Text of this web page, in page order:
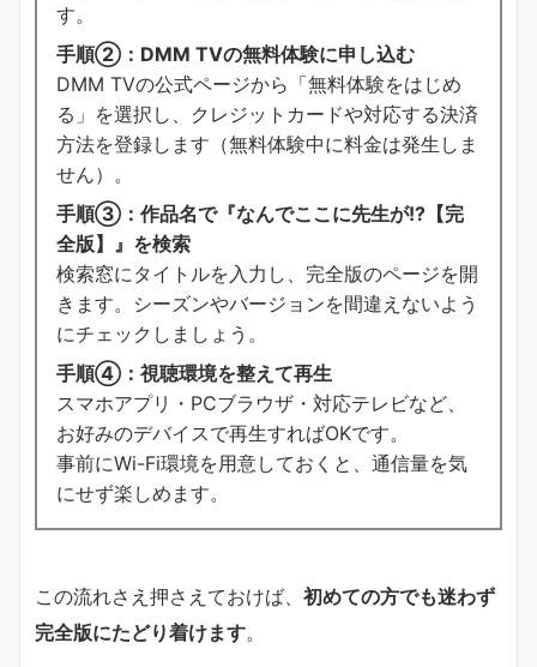
す。
手順②：DMM TVの無料体験に申し込む
DMM TVの公式ページから「無料体験をはじめ
る」を選択し、クレジットカードや対応する決済
方法を登録します（無料体験中に料金は発生しま
せん）。
手順③：作品名で『なんでここに先生が!?【完
全版】』を検索
検索窓にタイトルを入力し、完全版のページを開
きます。シーズンやバージョンを間違えないよう
にチェックしましょう。
手順④：視聴環境を整えて再生
スマホアプリ・PCブラウザ・対応テレビなど、
お好みのデバイスで再生すればOKです。
事前にWi-Fi環境を用意しておくと、通信量を気
にせず楽しめます。
この流れさえ押さえておけば、 初めての方でも迷わず
完全版にたどり着けます。